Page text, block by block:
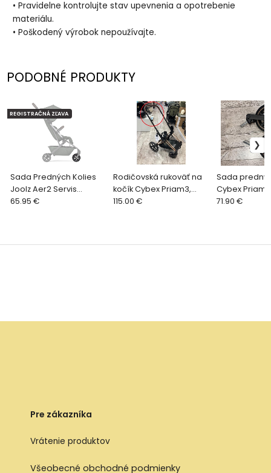
• Pravidelne kontrolujte stav upevnenia a opotrebenie
materiálu.
• Poškodený výrobok nepoužívajte.
PODOBNÉ PRODUKTY
Sada Predných Kolies
Joolz Aer2 Servis
kočíkov
REGISTRAČNÁ ZĽAVA
65.95 €
Rodičovská rukoväť na
kočík Cybex Priam3,
Priam4 - Rose Gold
115.00 €
Sada
Cybex Priam
71.90 €
Pre zákazníka
Vrátenie produktov
Všeobecné obchodné podmienky